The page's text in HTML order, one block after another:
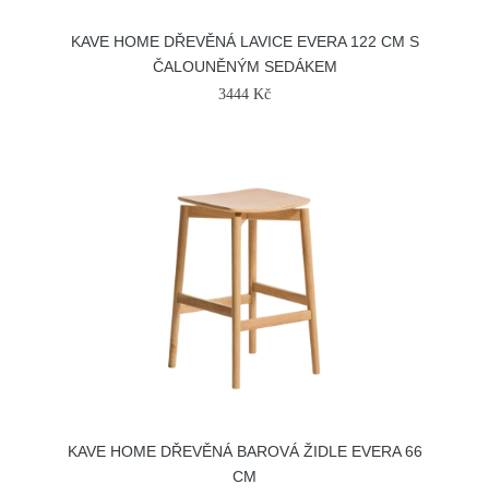
KAVE HOME DŘEVĚNÁ LAVICE EVERA 122 CM S
ČALOUNĚNÝM SEDÁKEM
3444 Kč
KAVE HOME DŘEVĚNÁ BAROVÁ ŽIDLE EVERA 66
CM